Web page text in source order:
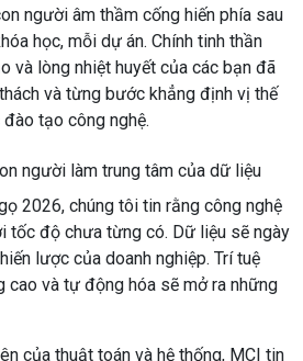
người âm thầm cống hiến phía sau
học, mỗi dự án. Chính tinh thần
và lòng nhiệt huyết của các bạn đã
và từng bước khẳng định vị thế
tạo công nghệ.
người làm trung tâm của dữ liệu
2026, chúng tôi tin rằng công nghệ
tốc độ chưa từng có. Dữ liệu sẽ ngày
lược của doanh nghiệp. Trí tuệ
cao và tự động hóa sẽ mở ra những
của thuật toán và hệ thống, MCI tin